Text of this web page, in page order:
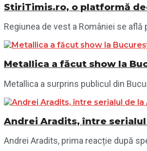
StiriTimis.ro, o platformă
Regiunea de vest a României se
Metallica a făcut show la
Metallica a surprins publicul din
Andrei Aradits, între serialul
Andrei Aradits, prima reacție după